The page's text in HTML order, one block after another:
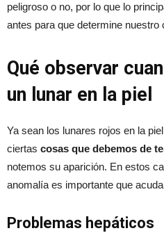
peligroso o no, por lo que lo
antes para que determine nuestro
Qué observar
un lunar en la piel
Ya sean los lunares rojos en la
ciertas cosas que debemos de
notemos su aparición. En estos
anomalía es importante que
Problemas hepáticos